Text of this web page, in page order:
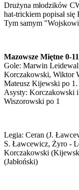
Drużyna młodzików
hat-trickiem popisał się
Tym samym
Mazowsze Miętne 0-
Gole: Marwin
Korczakowski, Wiktor
Mateusz Kijewski po 1.
Asysty: Korczakowski
Wiszorowski po 1
Legia: Ceran (J.
S. Ławcewicz, Żyro -
Korczakowski
(Jabłoński)